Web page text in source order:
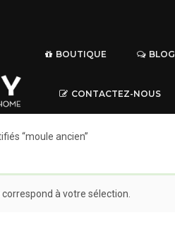
BOUTIQUE BLOG
CONTACTEZ-NOUS
“moule ancien”
à votre sélection.